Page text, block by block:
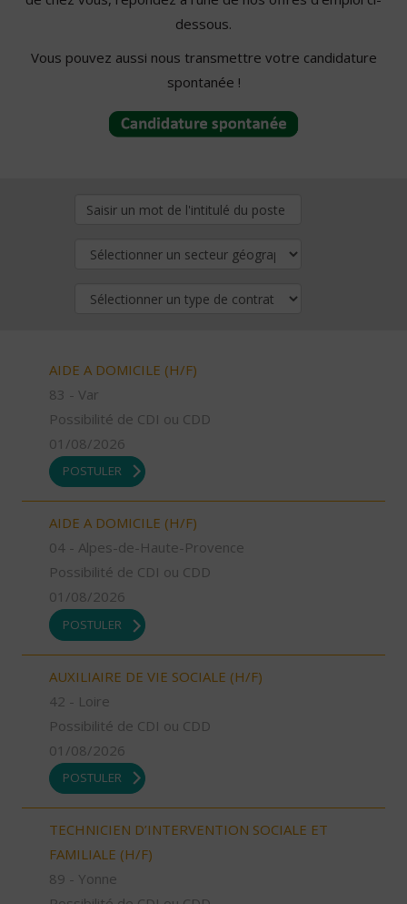
dessous.
Vous pouvez aussi nous transmettre votre candidature
spontanée !
AIDE A DOMICILE (H/F)
83 - Var
Possibilité de CDI ou CDD
01/08/2026
POSTULER
AIDE A DOMICILE (H/F)
04 - Alpes-de-Haute-Provence
Possibilité de CDI ou CDD
01/08/2026
POSTULER
AUXILIAIRE DE VIE SOCIALE (H/F)
42 - Loire
Possibilité de CDI ou CDD
01/08/2026
POSTULER
TECHNICIEN D’INTERVENTION SOCIALE ET
FAMILIALE (H/F)
89 - Yonne